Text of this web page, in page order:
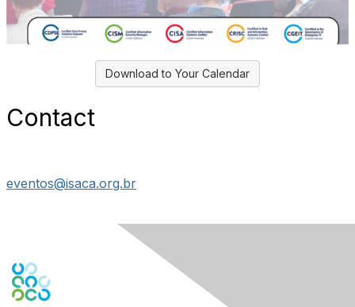
Download to Your Calendar
Contact
eventos@isaca.org.br